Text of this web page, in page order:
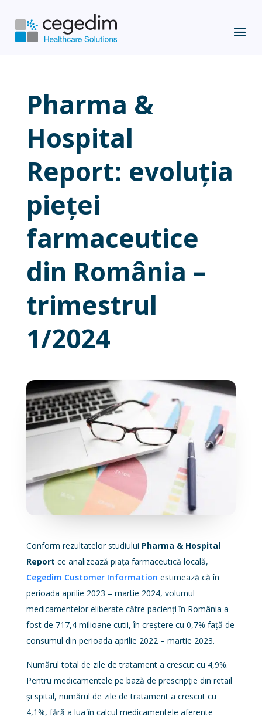
Pharma &
Hospital
Report: evoluția
pieței
farmaceutice
din România –
trimestrul
1/2024
Conform rezultatelor studiului Pharma & Hospital
Report ce analizează piața farmaceutică locală,
Cegedim Customer Information estimează că în
perioada aprilie 2023 – martie 2024, volumul
medicamentelor eliberate către pacienţi în România a
fost de 717,4 milioane cutii, în creștere cu 0,7% față de
consumul din perioada aprilie 2022 – martie 2023.
Numărul total de zile de tratament a crescut cu 4,9%.
Pentru medicamentele pe bază de prescripție din retail
și spital, numărul de zile de tratament a crescut cu
4,1%, fără a lua în calcul medicamentele aferente